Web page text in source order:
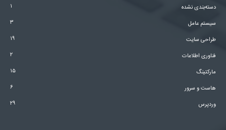
دسته‌بندی نشده
۱
سیستم عامل
۳
طراحی سایت
۱۹
فناوری اطلاعات
۲
مارکتینگ
۱۵
هاست و سرور
۶
وردپرس
۲۹